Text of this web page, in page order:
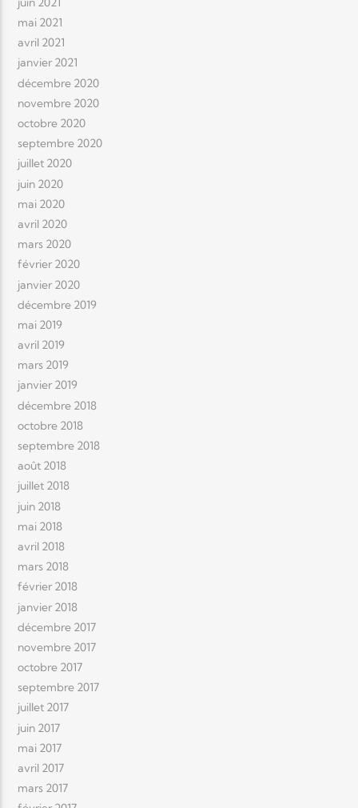
mai 2021
avril 2021
janvier 2021
décembre 2020
novembre 2020
octobre 2020
septembre 2020
juillet 2020
juin 2020
mai 2020
avril 2020
mars 2020
février 2020
janvier 2020
décembre 2019
mai 2019
avril 2019
mars 2019
janvier 2019
décembre 2018
octobre 2018
septembre 2018
août 2018
juillet 2018
juin 2018
mai 2018
avril 2018
mars 2018
février 2018
janvier 2018
décembre 2017
novembre 2017
octobre 2017
septembre 2017
juillet 2017
juin 2017
mai 2017
avril 2017
mars 2017